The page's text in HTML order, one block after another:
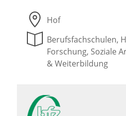
Hof
Berufsfachschulen,
Forschung, Soziale
& Weiterbildung